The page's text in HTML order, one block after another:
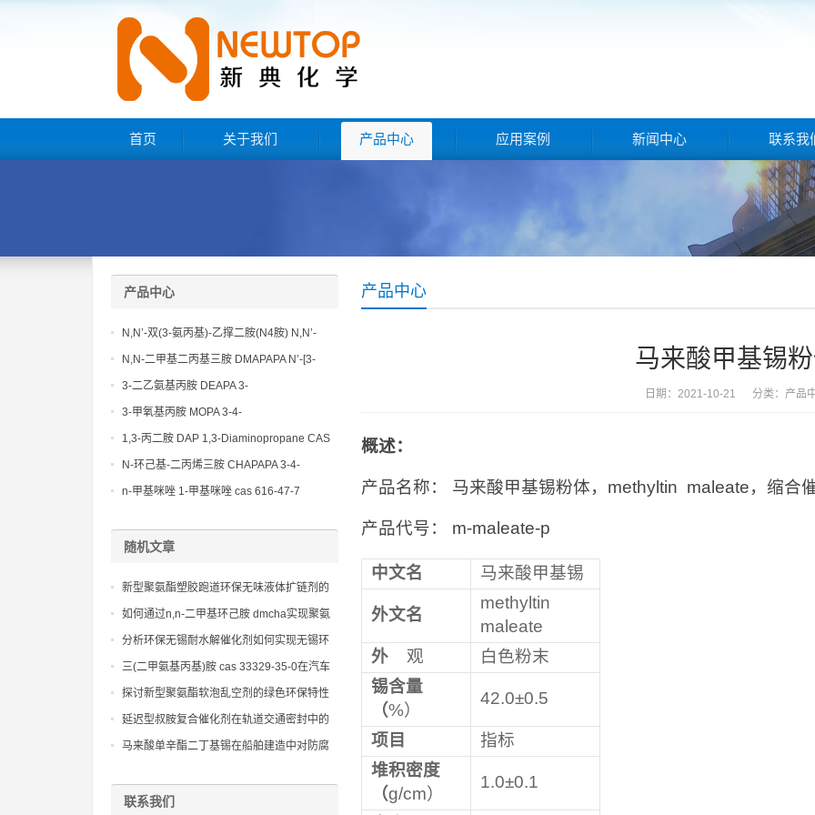
首页 关于我们 产品中心 应用案例 新闻中心 联系我
产品中心
马来酸甲基锡
日期：2021-10-21 分类： 产品
概述：
产品名称： 马来酸甲基锡粉体，methyltin maleate，缩合
产品代号： m-maleate-p
中文名 马来酸甲基锡
外文名
methyltin
maleate
外 观
白色粉末
锡含量
（%）
42.0±0.5
项目
指标
堆积密度
（g/cm）
1.0±0.1
产品中心
N,N’-双(3-氨丙基)-乙撑二胺(N4胺) N,N’-
Bis(3-aminopropyl)-ethylenediamine CAS
No10563-26-5
N,N-二甲基二丙基三胺 DMAPAPA N’-[3-
(dimethylamino)propyllpropane-1,3-
diamine CAS No10563-29-8
3-二乙氨基丙胺 DEAPA 3-
(Diethylamino)propylamine CAS No 104-
3-甲氧基丙胺 MOPA 3-4-
Methoxypropylamine CAS No 5332-73-0
1,3-丙二胺 DAP 1,3-Diaminopropane CAS
No 109-76-2
N-环己基-二丙烯三胺 CHAPAPA 3-4-
Methoxypropylamine CAS No:5332-73-0
n-甲基咪唑 1-甲基咪唑 cas 616-47-7
随机文章
新型聚氨酯塑胶跑道环保无味液体扩链剂的
分子设计与性能表征，旨在从源头消除有害
气味。
如何通过n,n-二甲基环己胺 dmcha实现聚氨
酯产品的性能定制和生产效率提升
分析环保无锡耐水解催化剂如何实现无锡环
保生产
三(二甲氨基丙基)胺 cas 33329-35-0在汽车
座椅、内饰件和床垫制造中的应用
探讨新型聚氨酯软泡乱空剂的绿色环保特性
延迟型叔胺复合催化剂在轨道交通密封中的
应用方案
马来酸单辛酯二丁基锡在船舶建造中对防腐
联系我们